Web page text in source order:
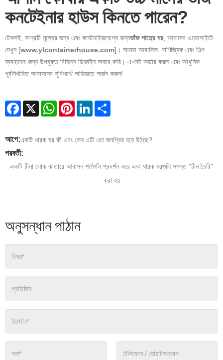
কনটেইনার হাউস কিনতে পারেন?
টেকসই, সাশ্রয়ী মূল্যের জন্য এবং কাস্টমাইজযোগ্য জন্যভাঁজ পাত্রে ঘর, আমাদের ওয়েবসাইটে
দেখুন [www.ylcontainerhouse.com]। আমরা আবাসিক, বাণিজ্যিক এবং শিল্প
ব্যবহারের জন্য উপযুক্ত বিভিন্ন ডিজাইন অফার করি। এখনই অর্ডার করুন এবং আধুনিক
পূর্বনির্ধারিত আবাসনের সুবিধার্থে অভিজ্ঞতা অর্জন করুন!
Facebook
X WhatsAppPinterestLinkedIn
আগে:একটি ধারক ঘর কী এবং কেন এটি এত জনপ্রিয় হয়ে উঠছে?
পরবর্তী:
একটি চীনা লোক কাতারে আবাসন শর্তগুলি প্রদর্শন করে এবং ধারক ঘরগুলি সমস্ত "চীন তৈরি"
করা হয়
অনুসন্ধান পাঠান